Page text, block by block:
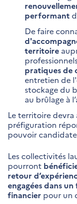
performant
De faire
territoire
pratiques de
entretien de
stockage du
au brûlage à
Le territoire devra
préfiguration
pouvoir
Les collectivités
pourront
retour
engagées dans
financier pour un